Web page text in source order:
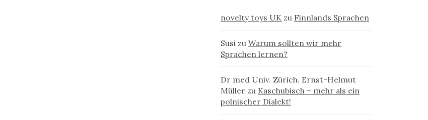
novelty toys UK zu Finnlands Sprachen
Susi zuWarum sollten wir mehr
Sprachen lernen?
Dr med Univ. Zürich. Ernst-Helmut
Müller zu Kaschubisch – mehr als ein
polnischer Dialekt!